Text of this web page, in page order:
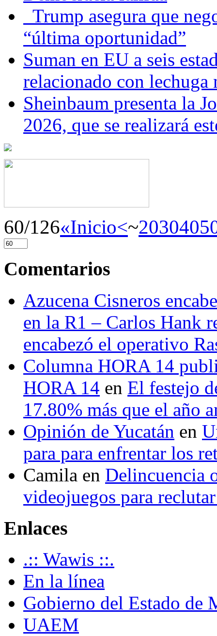
Trump asegura que
“última oportunidad”
Suman en EU a seis
relacionado con lechuga
Sheinbaum presenta la
2026, que se realizará
60/126«Inicio<~203040
Comentarios
Azucena Cisneros
en la R1 – Carlos Hank
encabezó el operativo
Columna HORA 14
HORA 14 en El festejo
17.80% más que el año
Opinión de Yucatán en
para para enfrentar los
Camila en Delincuencia
videojuegos para
Enlaces
.:: Wawis ::.
En la línea
Gobierno del Estado de
UAEM